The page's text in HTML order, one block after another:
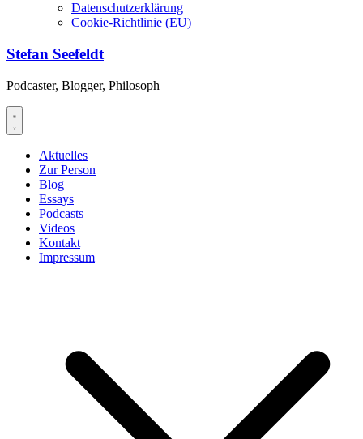
Datenschutzerklärung
Cookie-Richtlinie (EU)
Stefan Seefeldt
Podcaster, Blogger, Philosoph
Aktuelles
Zur Person
Blog
Essays
Podcasts
Videos
Kontakt
Impressum